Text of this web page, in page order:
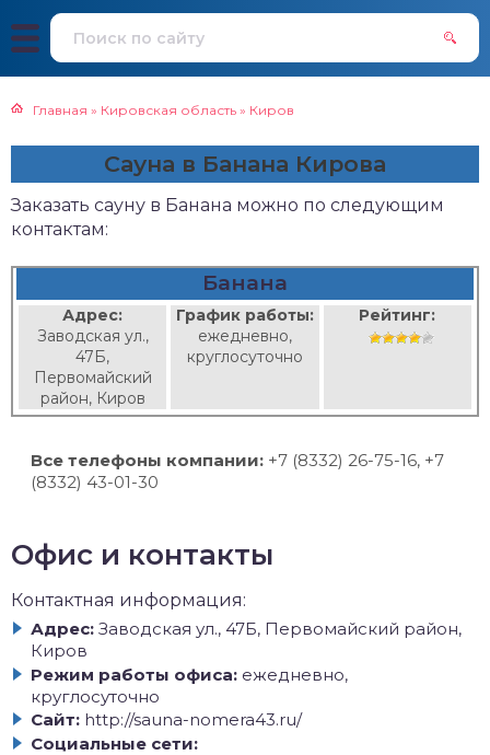
Главная » Кировская область » Киров
Сауна в Банана Кирова
Заказать сауну в Банана можно по следующим
контактам:
Банана
Адрес:
Заводская ул.,
47Б,
Первомайский
район, Киров
График работы:
ежедневно,
круглосуточно
Рейтинг:
Все телефоны компании: +7 (8332) 26-75-16, +7
(8332) 43-01-30
Офис и контакты
Контактная информация:
Адрес: Заводская ул., 47Б, Первомайский район,
Киров
Режим работы офиса: ежедневно,
круглосуточно
Сайт: http://sauna-nomera43.ru/
Социальные сети: